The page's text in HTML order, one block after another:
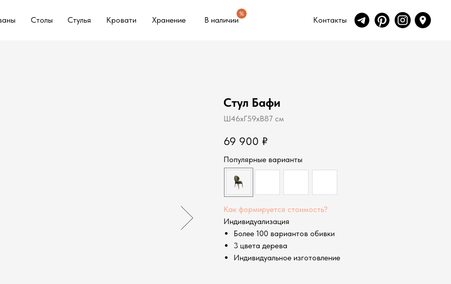
Столы В наличии
Хранение
Кровати
Стулья Контакты
%
В наличии
Стул Бафи
Ш46хГ59хВ87 см
69 900 ₽
Популярные варианты
Как формируется стоимость?
Индивидуализация
Более 100 вариантов обивки
3 цвета дерева
Индивидуальное изготовление